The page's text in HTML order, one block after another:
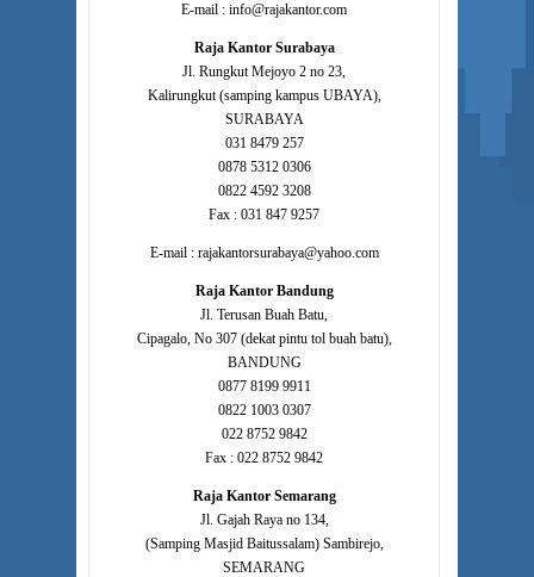
E-mail : info@rajakantor.com
Raja Kantor Surabaya
Jl. Rungkut Mejoyo 2 no 23,
Kalirungkut (samping kampus UBAYA),
SURABAYA
031 8479 257
0878 5312 0306
0822 4592 3208
Fax : 031 847 9257
E-mail : rajakantorsurabaya@yahoo.com
Raja Kantor Bandung
Jl. Terusan Buah Batu,
Cipagalo, No 307 (dekat pintu tol buah batu),
BANDUNG
0877 8199 9911
0822 1003 0307
022 8752 9842
Fax : 022 8752 9842
Raja Kantor Semarang
Jl. Gajah Raya no 134,
(Samping Masjid Baitussalam) Sambirejo,
SEMARANG